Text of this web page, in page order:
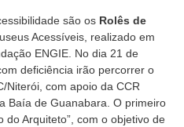
são os Rolês de
Acessíveis, realizado em
ENGIE. No dia 21 de
deficiência irão percorrer o
Niterói, com apoio da CCR
Baía de Guanabara. O primeiro
do Arquiteto”, com o objetivo de